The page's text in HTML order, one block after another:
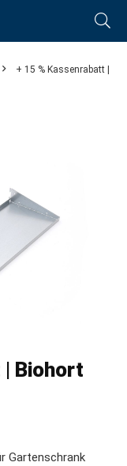
+ 15 % Kassenrabatt |
| Biohort
Gartenschrank